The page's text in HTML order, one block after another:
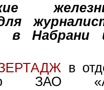
в Набрани
в
ЗАО